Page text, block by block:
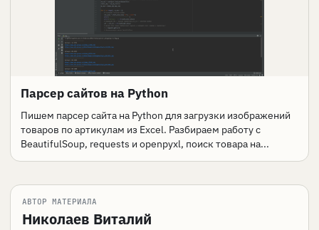
Парсер сайтов на Python
Пишем парсер сайта на Python для загрузки изображений
товаров по артикулам из Excel. Разбираем работу с
BeautifulSoup, requests и openpyxl, поиск товара на...
АВТОР МАТЕРИАЛА
Николаев Виталий